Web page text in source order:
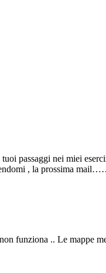
passaggi nei miei
, la prossima
funziona .. Le mappe